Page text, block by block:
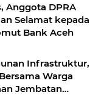
Anggota DPRA
Selamat kepada
Komut Bank Aceh
Infrastruktur,
Warga
Jembatan